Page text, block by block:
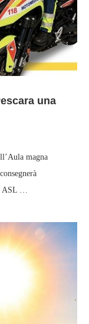
una
magna
ASL …